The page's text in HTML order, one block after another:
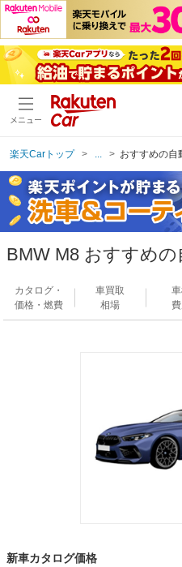
メニュー
楽天Carトップ おすすめの自
BMW M8 おすすめの
カタログ・
価格・燃費
車買取
相場
新車カタログ価格